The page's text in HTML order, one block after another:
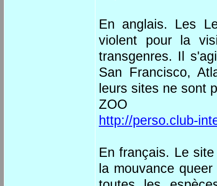
En anglais. Les
violent pour la
transgenres. Il
San Francisco,
leurs sites ne sont
ZOO
http://perso.club-
En français. Le
la mouvance